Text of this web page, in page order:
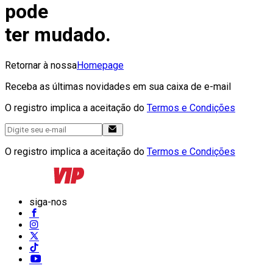
pode
ter mudado.
Retornar à nossaHomepage
Receba as últimas novidades em sua caixa de e-mail
O registro implica a aceitação do Termos e Condições
O registro implica a aceitação do Termos e Condições
siga-nos